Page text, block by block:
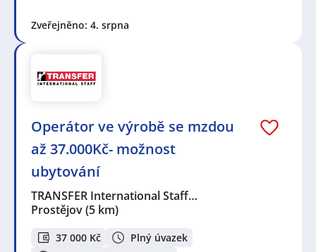
Zveřejněno: 4. srpna
Operátor ve výrobě se mzdou
až 37.000Kč- možnost
ubytování
TRANSFER International Staff…
Prostějov(5 km)
37 000 Kč
Plný úvazek